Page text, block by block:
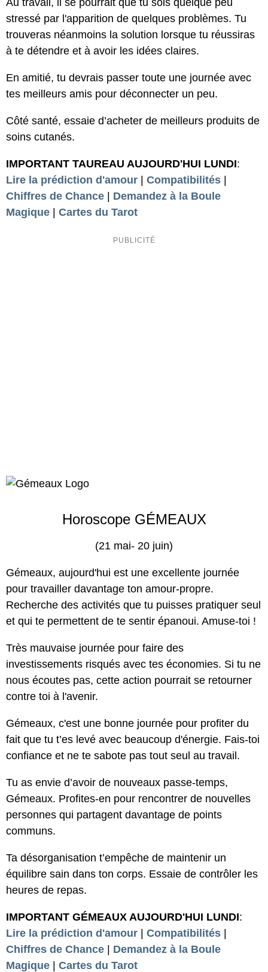
Au travail, il se pourrait que tu sois quelque peu
stressé par l'apparition de quelques problèmes. Tu
trouveras néanmoins la solution lorsque tu réussiras
à te détendre et à avoir les idées claires.
En amitié, tu devrais passer toute une journée avec
tes meilleurs amis pour déconnecter un peu.
Côté santé, essaie d’acheter de meilleurs produits de
soins cutanés.
IMPORTANT TAUREAU AUJOURD'HUI LUNDI:
Lire la prédiction d'amour
Compatibilités
Chiffres de Chance
Demandez à la Boule
Magique
Cartes du Tarot
Horoscope GÉMEAUX
(21 mai- 20 juin)
Gémeaux, aujourd'hui est une excellente journée
pour travailler davantage ton amour-propre.
Recherche des activités que tu puisses pratiquer seul
et qui te permettent de te sentir épanoui. Amuse-toi !
Très mauvaise journée pour faire des
investissements risqués avec tes économies. Si tu ne
nous écoutes pas, cette action pourrait se retourner
contre toi à l'avenir.
Gémeaux, c'est une bonne journée pour profiter du
fait que tu t’es levé avec beaucoup d'énergie. Fais-toi
confiance et ne te sabote pas tout seul au travail.
Tu as envie d’avoir de nouveaux passe-temps,
Gémeaux. Profites-en pour rencontrer de nouvelles
personnes qui partagent davantage de points
communs.
Ta désorganisation t’empêche de maintenir un
équilibre sain dans ton corps. Essaie de contrôler les
heures de repas.
IMPORTANT GÉMEAUX AUJOURD'HUI LUNDI:
Lire la prédiction d'amour | Compatibilités |
Chiffres de Chance | Demandez à la Boule
Magique | Cartes du Tarot